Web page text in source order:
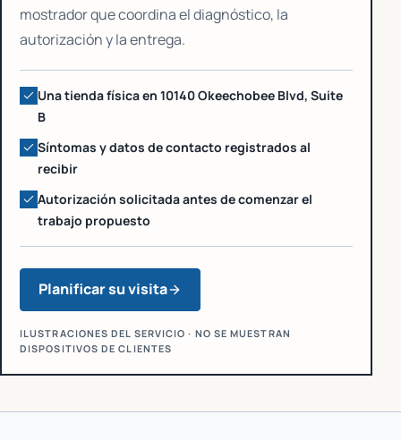
mostrador que coordina el diagnóstico, la
autorización y la entrega.
Una tienda física en 10140 Okeechobee Blvd, Suite
B
Síntomas y datos de contacto registrados al
recibir
Autorización solicitada antes de comenzar el
trabajo propuesto
Planificar su visita
ILUSTRACIONES DEL SERVICIO · NO SE MUESTRAN
DISPOSITIVOS DE CLIENTES